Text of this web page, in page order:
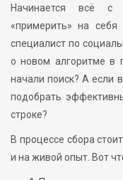
Начинается всё с
«примерить» на
специалист по
о новом алгоритме в
начали поиск? А если
подобрать
строке?
В процессе сбора
и на живой опыт. Вот